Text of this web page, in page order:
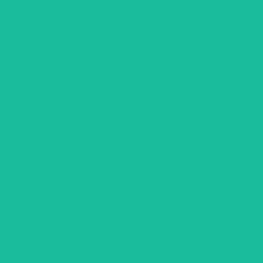
Comptoirs de cuisine en quartz et en
Découvrez des îlots sophistiqués, soigneusement